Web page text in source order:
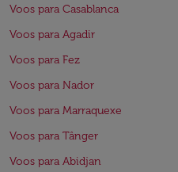
Voos para Casablanca
Voos para Agadir
Voos para Fez
Voos para Nador
Voos para Marraquexe
Voos para Tânger
Voos para Abidjan